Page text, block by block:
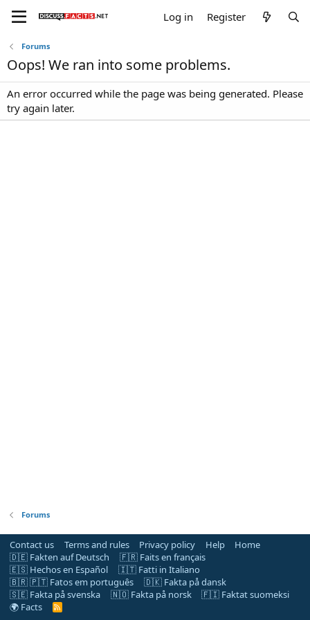
Log in Register
Forums
Oops! We ran into some problems.
An error occurred while the page was being generated. Please
try again later.
Forums
Contact us Terms and rules Privacy policy Help
Home
🇩🇪 Fakten auf Deutsch
🇫🇷 Faits en français
🇪🇸 Hechos en Español
🇮🇹 Fatti in Italiano
🇧🇷 🇵🇹 Fatos em português
🇩🇰 Fakta på dansk
🇸🇪 Fakta på svenska
🇳🇴 Fakta på norsk
🇫🇮 Faktat suomeksi
🌍 Facts
R